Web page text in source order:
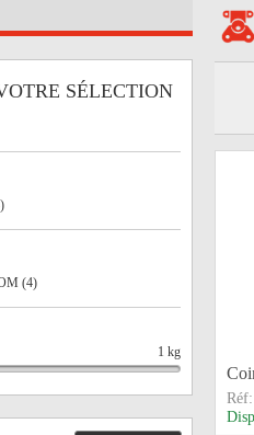
Réf:
SÉLECTION
(4)
1 kg